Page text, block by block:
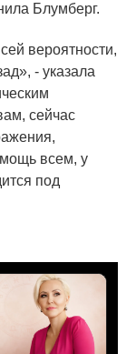
Блумберг.
вероятности,
- указала
сейчас
всем, у
под